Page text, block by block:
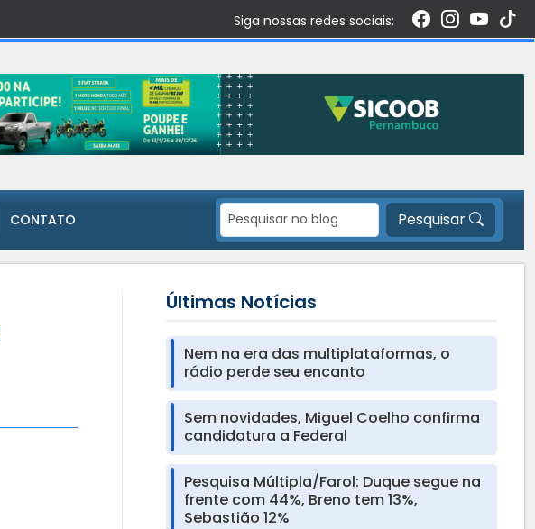
Siga nossas redes sociais:
CONTATO Pesquisar
Últimas Notícias
Nem na era das multiplataformas, o
rádio perde seu encanto
Sem novidades, Miguel Coelho confirma
candidatura a Federal
Pesquisa Múltipla/Farol: Duque segue na
frente com 44%, Breno tem 13%,
Sebastião 12%